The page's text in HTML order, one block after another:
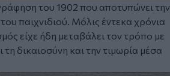
του 1902 που αποτυπώνει την
παιχνιδιού. Μόλις έντεκα χρόνια
είχε ήδη μεταβάλει τον τρόπο με
δικαιοσύνη και την τιμωρία μέσα